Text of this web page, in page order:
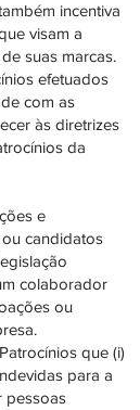
incentiva
visam a
suas marcas.
efetuados
com as
às diretrizes
da
e
candidatos
colaborador
ou
que (i)
para a
pessoas